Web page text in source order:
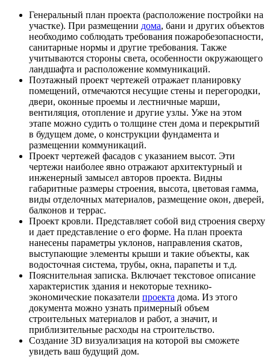
Генеральный план проекта (расположение постройки на
участке). При размещении дома, бани и других объектов
необходимо соблюдать требования пожаробезопасности,
санитарные нормы и другие требования. Также
учитываются стороны света, особенности окружающего
ландшафта и расположение коммуникаций.
Поэтажный проект чертежей отражает планировку
помещений, отмечаются несущие стены и перегородки,
двери, оконные проемы и лестничные марши,
вентиляция, отопление и другие узлы. Уже на этом
этапе можно судить о толщине стен дома и перекрытий
в будущем доме, о конструкции фундамента и
размещении коммуникаций.
Проект чертежей фасадов с указанием высот. Эти
чертежи наиболее явно отражают архитектурный и
инженерный замысел авторов проекта. Видны
габаритные размеры строения, высота, цветовая гамма,
виды отделочных материалов, размещение окон, дверей,
балконов и террас.
Проект кровли. Представляет собой вид строения сверху
и дает представление о его форме. На план проекта
нанесены параметры уклонов, направления скатов,
выступающие элементы крыши и такие объекты, как
водосточная система, трубы, окна, парапеты и т.д.
Пояснительная записка. Включает текстовое описание
характеристик здания и некоторые технико-
экономические показатели проекта дома. Из этого
документа можно узнать примерный объем
строительных материалов и работ, а значит, и
приблизительные расходы на строительство.
Создание 3D визуализация на которой вы сможете
увидеть ваш будущий дом.